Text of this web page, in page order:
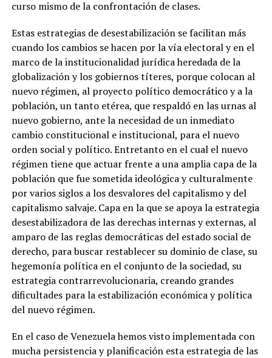
curso mismo de la confrontación de clases.
Estas estrategias de desestabilización se facilitan más
cuando los cambios se hacen por la vía electoral y en el
marco de la institucionalidad jurídica heredada de la
globalización y los gobiernos títeres, porque colocan al
nuevo régimen, al proyecto político democrático y a la
población, un tanto etérea, que respaldó en las urnas al
nuevo gobierno, ante la necesidad de un inmediato
cambio constitucional e institucional, para el nuevo
orden social y político. Entretanto en el cual el nuevo
régimen tiene que actuar frente a una amplia capa de la
población que fue sometida ideológica y culturalmente
por varios siglos a los desvalores del capitalismo y del
capitalismo salvaje. Capa en la que se apoya la estrategia
desestabilizadora de las derechas internas y externas, al
amparo de las reglas democráticas del estado social de
derecho, para buscar restablecer su dominio de clase, su
hegemonía política en el conjunto de la sociedad, su
estrategia contrarrevolucionaria, creando grandes
dificultades para la estabilización económica y política
del nuevo régimen.
En el caso de Venezuela hemos visto implementada con
mucha persistencia y planificación esta estrategia de las